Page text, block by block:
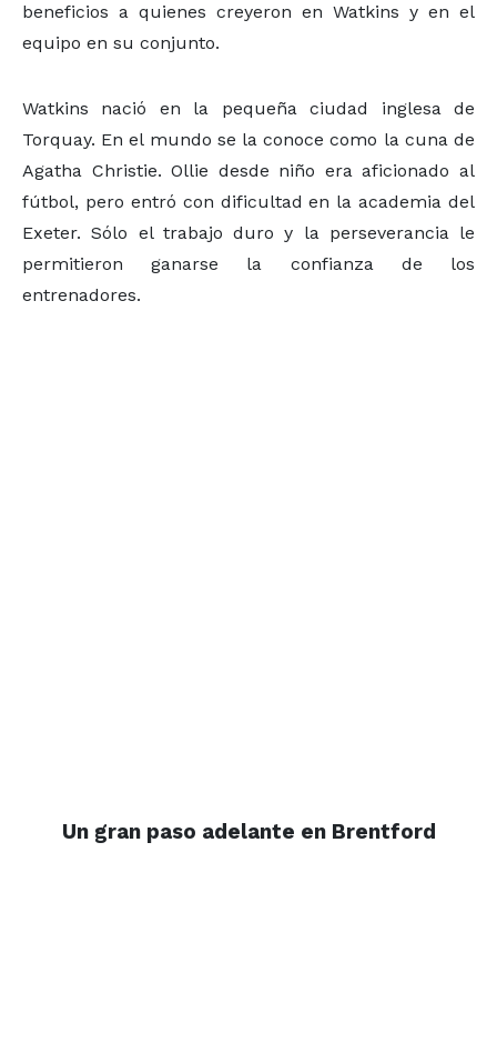
beneficios a quienes creyeron en Watkins y en el
equipo en su conjunto.
Watkins nació en la pequeña ciudad inglesa de
Torquay. En el mundo se la conoce como la cuna de
Agatha Christie. Ollie desde niño era aficionado al
fútbol, pero entró con dificultad en la academia del
Exeter. Sólo el trabajo duro y la perseverancia le
permitieron ganarse la confianza de los
entrenadores.
Un gran paso adelante en Brentford